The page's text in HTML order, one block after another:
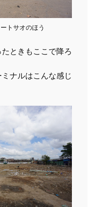
トサオのほう
ときもここで降ろ
ナルはこんな感じ